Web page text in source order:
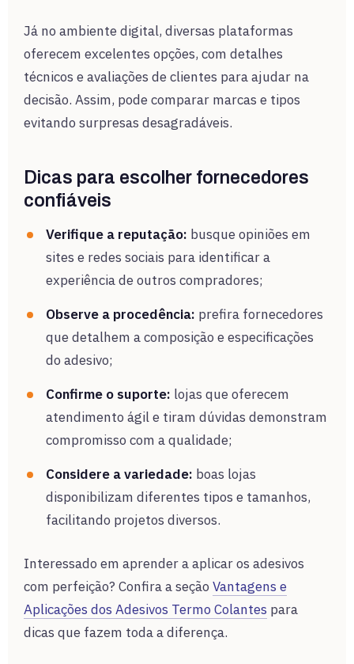
Já no ambiente digital, diversas plataformas
oferecem excelentes opções, com detalhes
técnicos e avaliações de clientes para ajudar na
decisão. Assim, pode comparar marcas e tipos
evitando surpresas desagradáveis.
Dicas para escolher fornecedores
confiáveis
Verifique a reputação: busque opiniões em
sites e redes sociais para identificar a
experiência de outros compradores;
Observe a procedência: prefira fornecedores
que detalhem a composição e especificações
do adesivo;
Confirme o suporte: lojas que oferecem
atendimento ágil e tiram dúvidas demonstram
compromisso com a qualidade;
Considere a variedade: boas lojas
disponibilizam diferentes tipos e tamanhos,
facilitando projetos diversos.
Interessado em aprender a aplicar os adesivos
com perfeição? Confira a seção Vantagens e
Aplicações dos Adesivos Termo Colantes para
dicas que fazem toda a diferença.